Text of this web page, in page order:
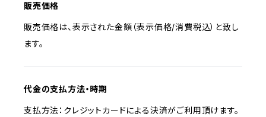
販売価格
販売価格は、表示された金額（表示価格/消費税込）と致し
ます。
代金の支払方法・時期
支払方法：クレジットカードによる決済がご利用頂けます。